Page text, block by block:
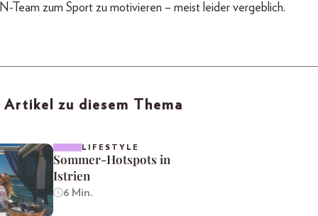
Team zum Sport zu motivieren – meist leider vergeblich.
zu diesem Thema
LIFESTYLE
Sommer-Hotspots in
Istrien
6 Min.